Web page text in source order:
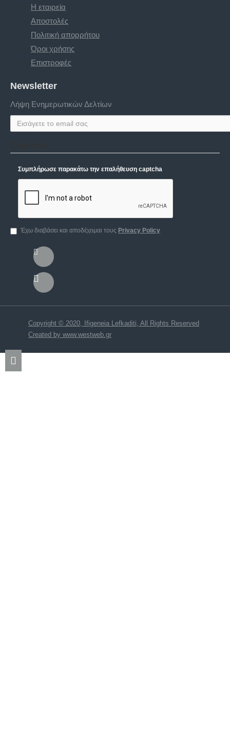
Η εταιρεία
Αποστολές
Πολιτική απορρήτου
Όροι χρήσης
Επιστροφές
Newsletter
Λήψη Ενημερωτικών Δελτίων
Συμπλήρωσε παρακάτω την επαλήθευση captcha
Έχω διαβάσει και αποδέχομαι τους Privacy Policy
Copyright © 2020, Ifigeneia Lefkaditi, All Rights Reserved
Created by www.westweb.gr